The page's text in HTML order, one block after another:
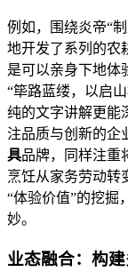
例如，围绕炎帝“
地开发了系列的农
是可以亲身下地体
“筚路蓝缕，以启
纯的文字讲解更能
注品质与创新的企
具品牌，同样注重
烹饪从家务劳动转
“体验价值”的挖掘
妙。
业态融合：构